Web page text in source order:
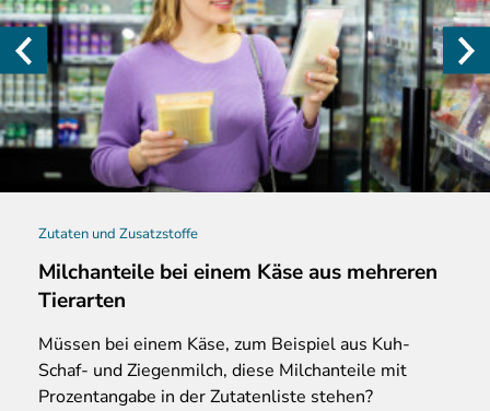
Zutaten und Zusatzstoffe
Milchanteile bei einem Käse aus mehreren
Tierarten
Müssen bei einem Käse, zum Beispiel aus Kuh-
Schaf- und Ziegenmilch, diese Milchanteile mit
Prozentangabe in der Zutatenliste stehen?